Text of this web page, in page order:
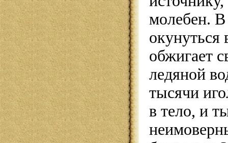
молебен.
окунуться
обжигает
ледяной
тысячи
в тело, и